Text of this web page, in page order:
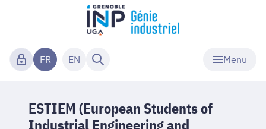
Menu
FR EN
ESTIEM (European Students of
Industrial Engineering and